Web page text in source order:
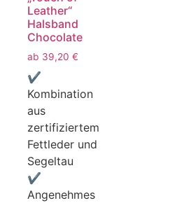
Leather“
Halsband
Chocolate
ab 39,20 €
✔
Kombination
aus
zertifiziertem
Fettleder und
Segeltau
✔
Angenehmes